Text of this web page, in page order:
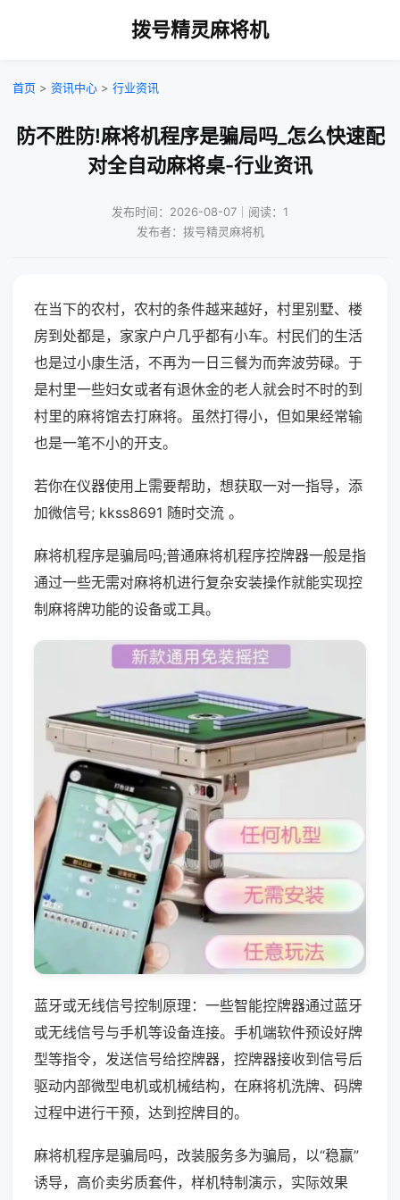
拨号精灵麻将机
首页 > 资讯中心 > 行业资讯
防不胜防!麻将机程序是骗局吗_怎么快速配
对全自动麻将桌-行业资讯
发布时间：2026-08-07｜阅读：1
发布者：拨号精灵麻将机
在当下的农村，农村的条件越来越好，村里别墅、楼
房到处都是，家家户户几乎都有小车。村民们的生活
也是过小康生活，不再为一日三餐为而奔波劳碌。于
是村里一些妇女或者有退休金的老人就会时不时的到
村里的麻将馆去打麻将。虽然打得小，但如果经常输
也是一笔不小的开支。
若你在仪器使用上需要帮助，想获取一对一指导，添
加微信号; kkss8691 随时交流 。
麻将机程序是骗局吗;普通麻将机程序控牌器一般是指
通过一些无需对麻将机进行复杂安装操作就能实现控
制麻将牌功能的设备或工具。
蓝牙或无线信号控制原理：一些智能控牌器通过蓝牙
或无线信号与手机等设备连接。手机端软件预设好牌
型等指令，发送信号给控牌器，控牌器接收到信号后
驱动内部微型电机或机械结构，在麻将机洗牌、码牌
过程中进行干预，达到控牌目的。
麻将机程序是骗局吗，改装服务多为骗局，以“稳赢”
诱导，高价卖劣质套件，样机特制演示，实际效果